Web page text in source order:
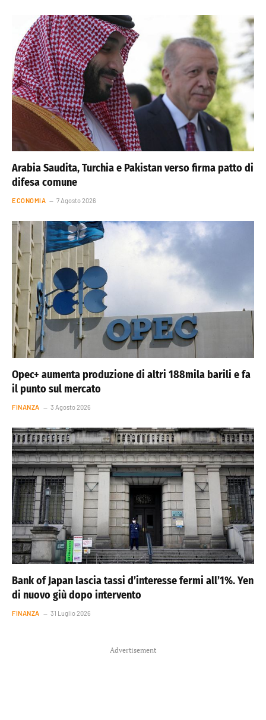
Arabia Saudita, Turchia e Pakistan verso firma patto di
difesa comune
ECONOMIA 7 Agosto 2026
Opec+ aumenta produzione di altri 188mila barili e fa
il punto sul mercato
FINANZA 3 Agosto 2026
Bank of Japan lascia tassi d’interesse fermi all’1%. Yen
di nuovo giù dopo intervento
FINANZA 31 Luglio 2026
Advertisement